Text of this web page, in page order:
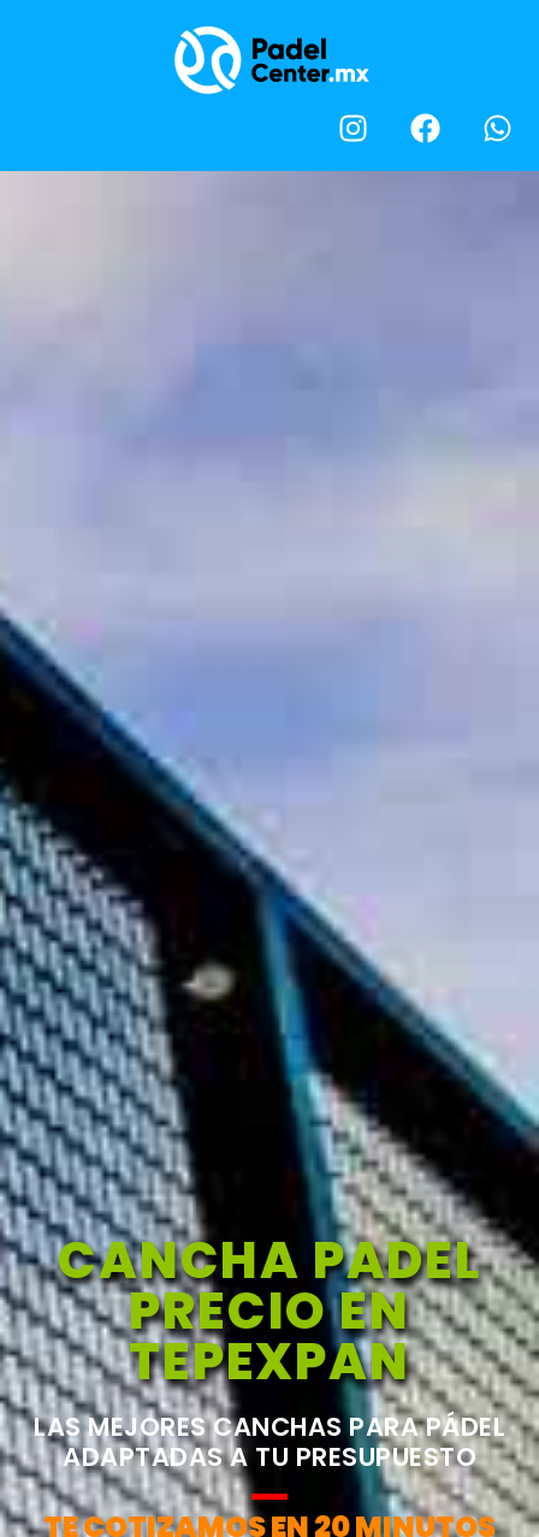
CANCHA PADEL
PRECIO EN
TEPEXPAN
LAS MEJORES CANCHAS PARA PÁDEL
ADAPTADAS A TU PRESUPUESTO
TE COTIZAMOS EN 20 MINUTOS